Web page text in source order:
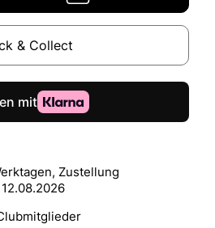
& Collect
Zustellung
12.08.2026